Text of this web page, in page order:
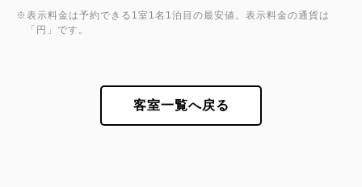
※表示料金は予約できる1室1名1泊目の最安値。表示料金の通貨は
「円」です。
客室一覧へ戻る